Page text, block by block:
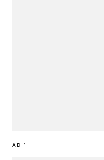
AD *